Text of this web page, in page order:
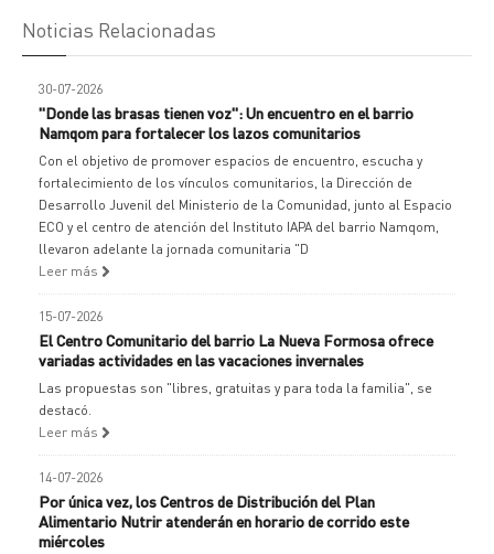
Noticias Relacionadas
30-07-2026
"Donde las brasas tienen voz": Un encuentro en el barrio
Namqom para fortalecer los lazos comunitarios
Con el objetivo de promover espacios de encuentro, escucha y
fortalecimiento de los vínculos comunitarios, la Dirección de
Desarrollo Juvenil del Ministerio de la Comunidad, junto al Espacio
ECO y el centro de atención del Instituto IAPA del barrio Namqom,
llevaron adelante la jornada comunitaria "D
Leer más
15-07-2026
El Centro Comunitario del barrio La Nueva Formosa ofrece
variadas actividades en las vacaciones invernales
Las propuestas son "libres, gratuitas y para toda la familia", se
destacó.
Leer más
14-07-2026
Por única vez, los Centros de Distribución del Plan
Alimentario Nutrir atenderán en horario de corrido este
miércoles